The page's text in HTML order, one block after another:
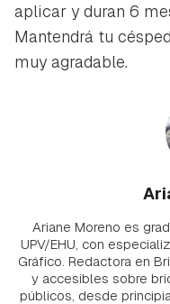
aplicar y duran 6
Mantendrá tu
muy agradable.
Ariane Moreno es
UPV/EHU, con
Gráfico. Redactora en
y accesibles sobre
públicos, desde